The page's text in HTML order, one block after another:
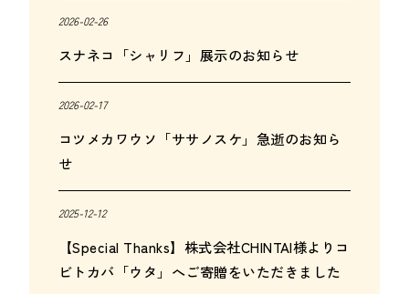
2026-02-26
スナネコ「シャリフ」展示のお知らせ
2026-02-17
コツメカワウソ「ササノスケ」急逝のお知ら
せ
2025-12-12
【Special Thanks】株式会社CHINTAI様よりコ
ビトカバ「ウタ」へご寄贈をいただきました